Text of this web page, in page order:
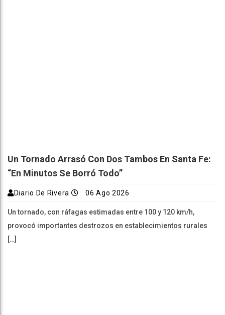
Un Tornado Arrasó Con Dos Tambos En Santa Fe:
“En Minutos Se Borró Todo”
Diario De Rivera 06 Ago 2026
Un tornado, con ráfagas estimadas entre 100 y 120 km/h,
provocó importantes destrozos en establecimientos rurales
[…]